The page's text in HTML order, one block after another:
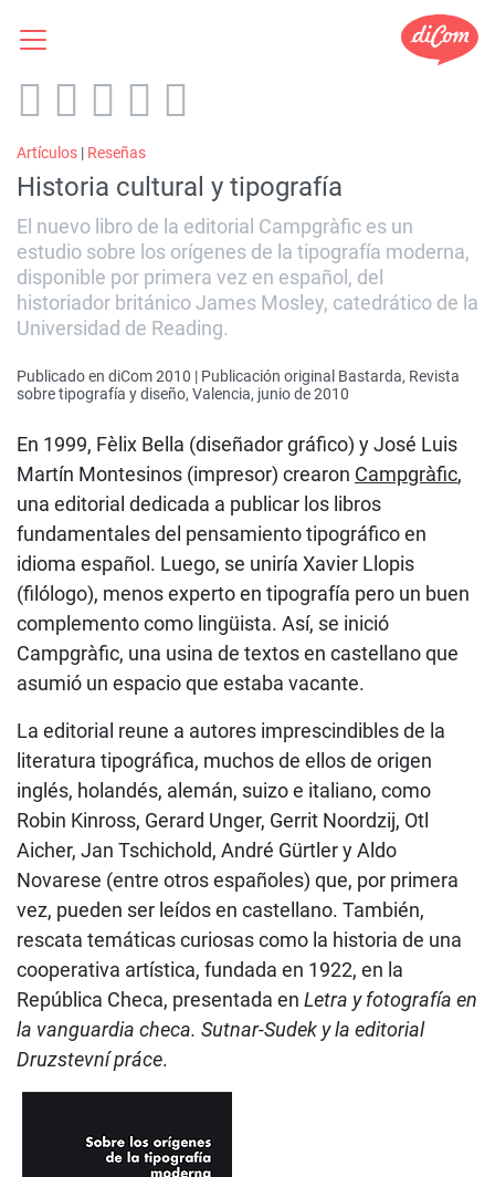
Artículos | Reseñas
Historia cultural y tipografía
El nuevo libro de la editorial Campgràfic es un
estudio sobre los orígenes de la tipografía moderna,
disponible por primera vez en español, del
historiador británico James Mosley, catedrático de la
Universidad de Reading.
Publicado en diCom 2010 | Publicación original Bastarda, Revista
sobre tipografía y diseño, Valencia, junio de 2010
En 1999, Fèlix Bella (diseñador gráfico) y José Luis
Martín Montesinos (impresor) crearon Campgràfic,
una editorial dedicada a publicar los libros
fundamentales del pensamiento tipográfico en
idioma español. Luego, se uniría Xavier Llopis
(filólogo), menos experto en tipografía pero un buen
complemento como lingüista. Así, se inició
Campgràfic, una usina de textos en castellano que
asumió un espacio que estaba vacante.
La editorial reune a autores imprescindibles de la
literatura tipográfica, muchos de ellos de origen
inglés, holandés, alemán, suizo e italiano, como
Robin Kinross, Gerard Unger, Gerrit Noordzij, Otl
Aicher, Jan Tschichold, André Gürtler y Aldo
Novarese (entre otros españoles) que, por primera
vez, pueden ser leídos en castellano. También,
rescata temáticas curiosas como la historia de una
cooperativa artística, fundada en 1922, en la
República Checa, presentada en Letra y fotografía en
la vanguardia checa. Sutnar-Sudek y la editorial
Druzstevní práce.